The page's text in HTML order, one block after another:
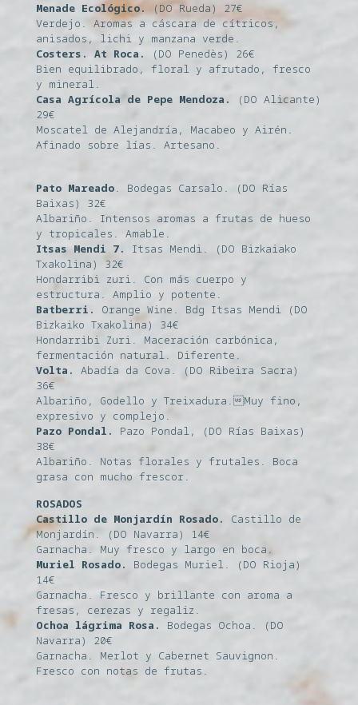
Menade Ecológico.
(DO Rueda) 27€
Verdejo. Aromas a cáscara de cítricos,
anisados, lichi y manzana verde.
Costers. At Roca.
(DO Penedès) 26€
Bien equilibrado, floral y afrutado, fresco
y mineral.
Casa Agrícola de Pepe Mendoza.
(DO Alicante)
29€
Moscatel de Alejandría, Macabeo y Airén.
Afinado sobre lías. Artesano.
Pato Mareado. Bodegas Carsalo. (DO Rías
Baixas) 32€
Albariño. Intensos aromas a frutas de hueso
y tropicales. Amable.
Itsas Mendi 7.
Itsas Mendi. (DO Bizkaiako
Txakolina) 32€
Hondarribi zuri. Con más cuerpo y
estructura. Amplio y potente.
Batberri.
Orange Wine. Bdg Itsas Mendi (DO
Bizkaiko Txakolina) 34€
Hondarribi Zuri. Maceración carbónica,
fermentación natural. Diferente.
Volta.
Abadía da Cova. (DO Ribeira Sacra)
36€
Albariño, Godello y Treixadura.Muy fino,
expresivo y complejo.
Pazo Pondal.
Pazo Pondal, (DO Rías Baixas)
38€
Albariño. Notas florales y frutales. Boca
grasa con mucho frescor.
ROSADOS
Castillo de Monjardín Rosado.
Castillo de
Monjardín. (DO Navarra) 14€
Garnacha. Muy fresco y largo en boca.
Muriel Rosado.
Bodegas Muriel. (DO Rioja)
14€
Garnacha. Fresco y brillante con aroma a
fresas, cerezas y regaliz.
Ochoa lágrima Rosa.
Bodegas Ochoa. (DO
Navarra) 20€
Garnacha. Merlot y Cabernet Sauvignon.
Fresco con notas de frutas.